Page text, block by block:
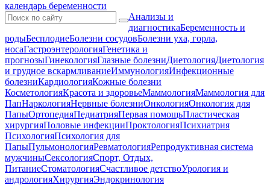
календарь беременности
Анализы и
диагностикаБеременность и
родыБесплодиеБолезни сосудовБолезни уха, горла,
носаГастроэнтерологияГенетика и
прогнозыГинекологияГлазные болезниДиетологияДиетология
и грудное вскармливаниеИммунологияИнфекционные
болезниКардиологияКожные болезни
КосметологияКрасота и здоровьеМаммологияМаммология для
ПапНаркологияНервные болезниОнкологияОнкология для
ПапыОртопедияПедиатрияПервая помощьПластическая
хирургияПоловые инфекцииПроктологияПсихиатрия
ПсихологияПсихология для
ПапыПульмонологияРевматологияРепродуктивная система
мужчиныСексологияСпорт, Отдых,
ПитаниеСтоматологияСчастливое детствоУрология и
андрологияХирургияЭндокринология